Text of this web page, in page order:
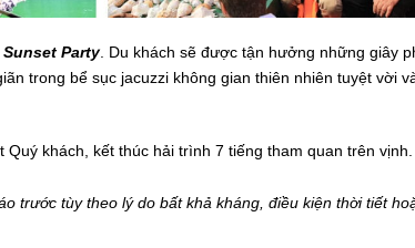
Sunset Party. Du khách sẽ được tận hưởng những giây
trong bể sục jacuzzi không gian thiên nhiên tuyệt vời
khách, kết thúc hải trình 7 tiếng tham quan trên vịnh.
trước tùy theo lý do bất khả kháng, điều kiện thời tiết